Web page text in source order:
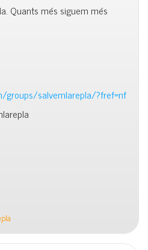
Quants més siguem més
groups/salvemlarepla/?fref=nf